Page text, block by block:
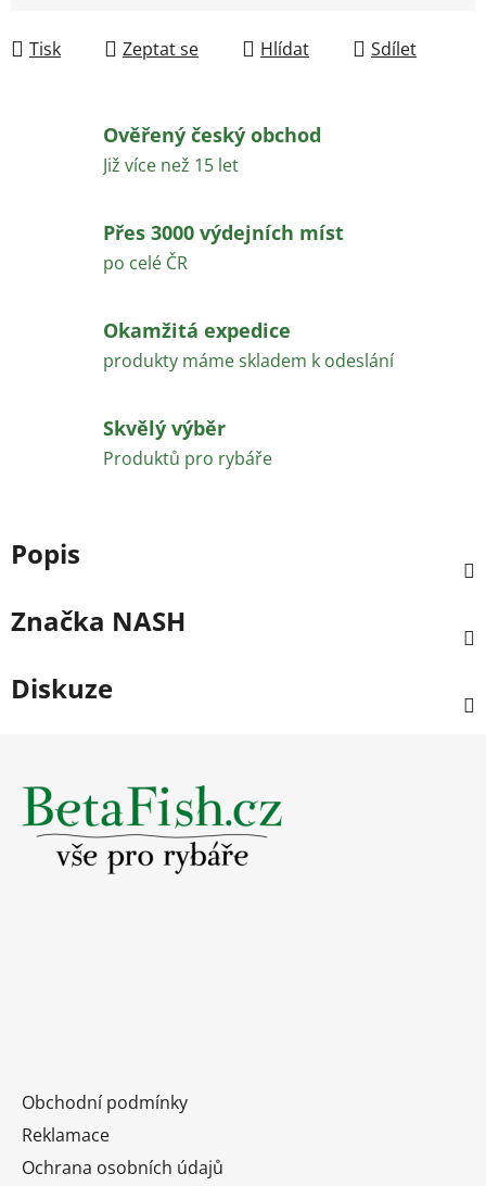
Tisk Zeptat se Hlídat Sdílet
Ověřený český obchod
Již více než 15 let
Přes 3000 výdejních míst
po celé ČR
Okamžitá expedice
produkty máme skladem k odeslání
Skvělý výběr
Produktů pro rybáře
Popis
Značka NASH
Diskuze
Obchodní podmínky
Reklamace
Ochrana osobních údajů